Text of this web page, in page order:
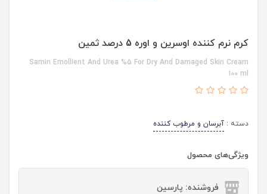
کرم نرم کننده اوسرین و اوره 5 درصد ثمین
Samin Emollient And Urea %5 For Dry And Damaged Skin Cream
100 ml
دسته : آبرسان و مرطوب کننده
ویژگی‌های محصول
فروشنده: پارسین